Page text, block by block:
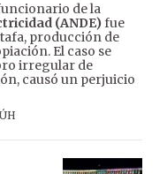
de la
(ANDE)fue
producción de
El caso se
irregular de
causó un perjuicio